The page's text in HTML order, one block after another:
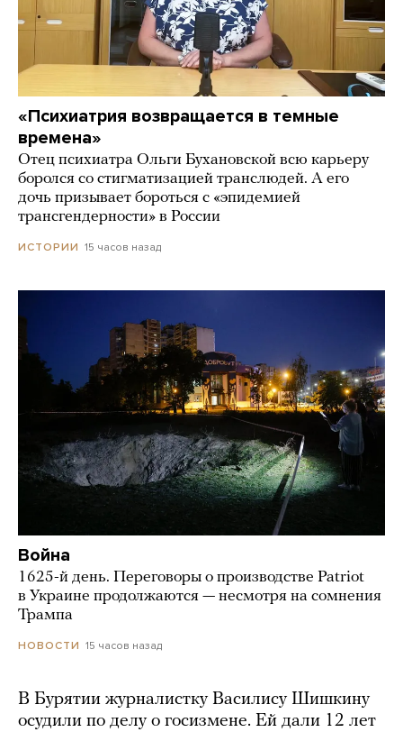
«Психиатрия возвращается в темные
времена»
Отец психиатра Ольги Бухановской всю карьеру
боролся со стигматизацией транслюдей. А его
дочь призывает бороться с «эпидемией
трансгендерности» в России
ИСТОРИИ 15 часов назад
Война
1625-й день. Переговоры о производстве Patriot
в Украине продолжаются — несмотря на сомнения
Трампа
НОВОСТИ 15 часов назад
В Бурятии журналистку Василису Шишкину
осудили по делу о госизмене. Ей дали 12 лет